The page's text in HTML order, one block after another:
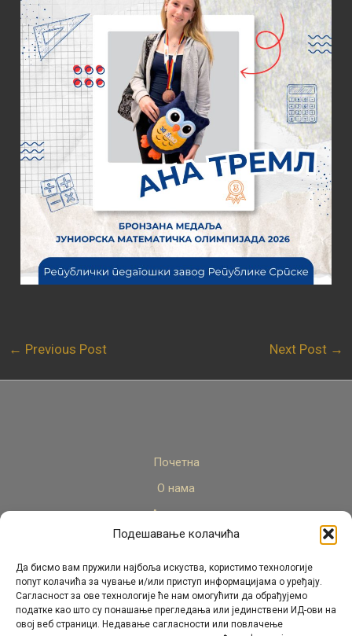
Подешавање колачића
Да бисмо вам пружили најбоља искуства, користимо технологије
попут колачића за чување и/или приступ информацијама о уређају.
Сагласност за ове технологије ће нам омогућити да обрађујемо
податке као што су понашање прегледања или јединствени ИД-ови на
овој веб страници. Недавање сагласности или повлачење
← Previous Post Next Post →
Почетна
О нама
Актуелно
Стручни кадар
Пројекти
Архива
Контакт